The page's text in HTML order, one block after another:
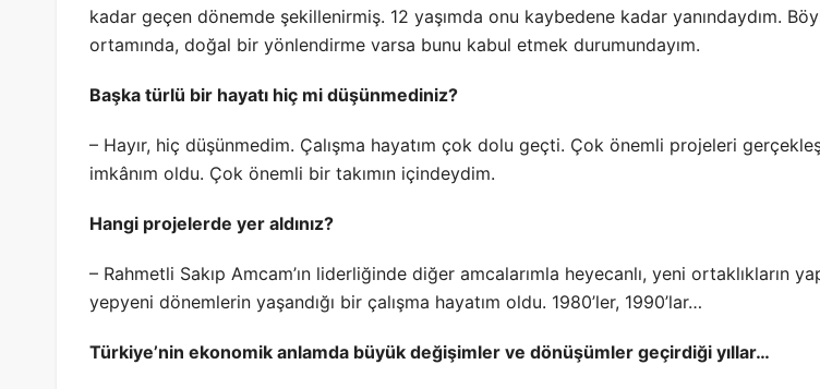
kadar geçen dönemde şekillenirmiş. 12 yaşımda onu kaybedene kadar yanındaydım.
ortamında, doğal bir yönlendirme varsa bunu kabul etmek durumundayım.
Başka türlü bir hayatı hiç mi düşünmediniz?
– Hayır, hiç düşünmedim. Çalışma hayatım çok dolu geçti. Çok önemli projeleri
imkânım oldu. Çok önemli bir takımın içindeydim.
Hangi projelerde yer aldınız?
– Rahmetli Sakıp Amcam’ın liderliğinde diğer amcalarımla heyecanlı, yeni ortaklıkların
yepyeni dönemlerin yaşandığı bir çalışma hayatım oldu. 1980’ler, 1990’lar…
Türkiye’nin ekonomik anlamda büyük değişimler ve dönüşümler geçirdiği yıllar…